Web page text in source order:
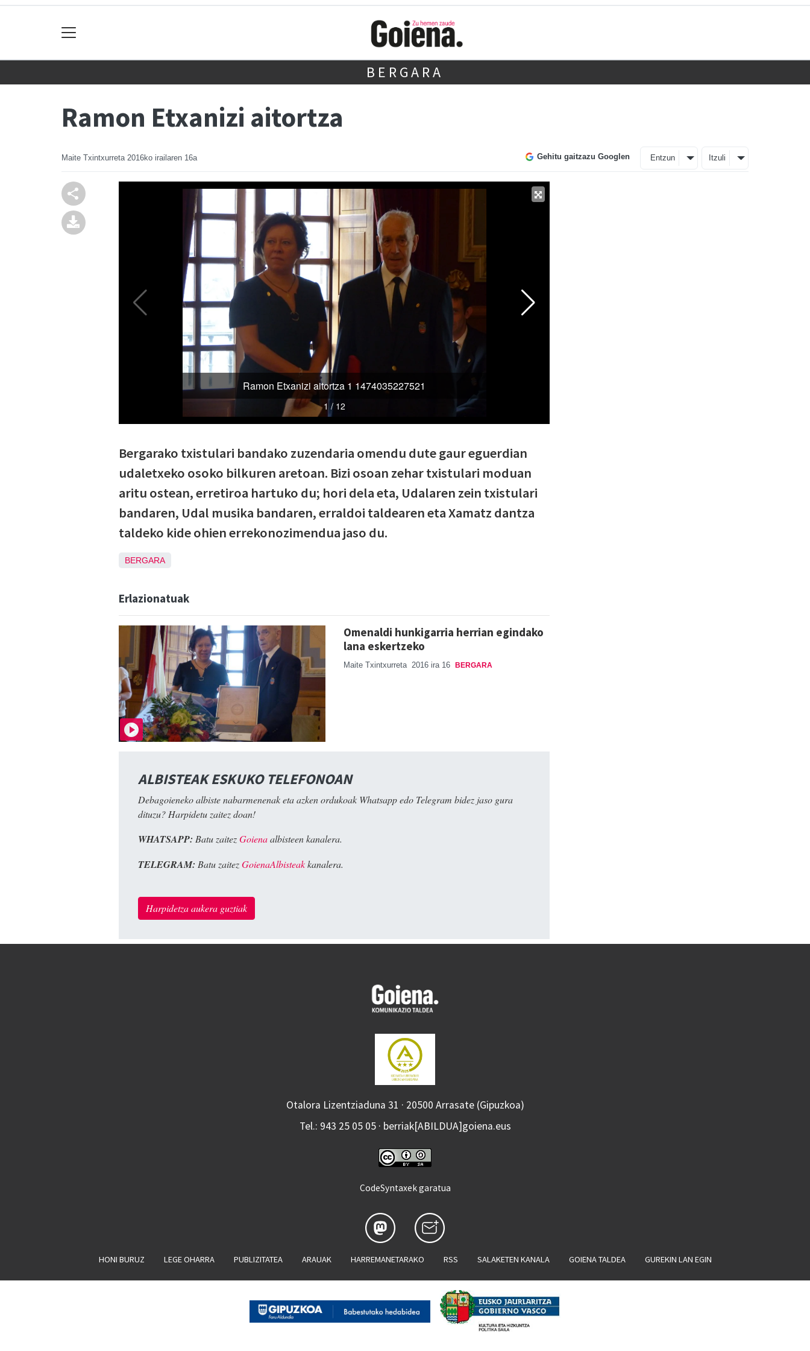
BERGARA
Ramon Etxanizi aitortza
Maite Txintxurreta 2016ko irailaren 16a Gehitu gaitzazu Googlen Entzun Itzuli
Bergarako txistulari bandako zuzendaria omendu dute gaur eguerdian
udaletxeko osoko bilkuren aretoan. Bizi osoan zehar txistulari moduan
aritu ostean, erretiroa hartuko du; hori dela eta, Udalaren zein txistulari
bandaren, Udal musika bandaren, erraldoi taldearen eta Xamatz dantza
taldeko kide ohien errekonozimendua jaso du.
BERGARA
Erlazionatuak
Omenaldi hunkigarria herrian egindako
lana eskertzeko
Maite Txintxurreta 2016 ira 16 BERGARA
ALBISTEAK ESKUKO TELEFONOAN
Debagoieneko albiste nabarmenenak eta azken ordukoak Whatsapp edo Telegram bidez jaso gura
dituzu? Harpidetu zaitez doan!
WHATSAPP: Batu zaitezGoienaalbisteen kanalera.
TELEGRAM: Batu zaitezGoienaAlbisteakkanalera.
Harpidetza aukera guztiak
Otalora Lizentziaduna 31 · 20500 Arrasate (Gipuzkoa)
Tel.: 943 25 05 05 · berriak[ABILDUA]goiena.eus
CodeSyntaxek garatua
HONI BURUZ LEGE OHARRA PUBLIZITATEA ARAUAK HARREMANETARAKO RSS SALAKETEN KANALA GOIENA TALDEA GUREKIN LAN EGIN